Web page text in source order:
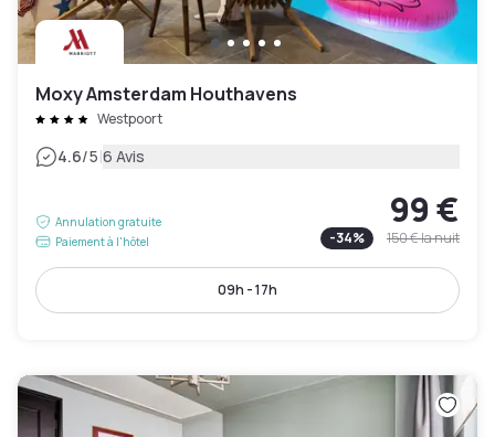
Moxy Amsterdam Houthavens
Westpoort
4.6/5|6 Avis
Annulation gratuite
Paiement à l'hôtel
99 €
-34% 150 €la nuit
09h - 17h